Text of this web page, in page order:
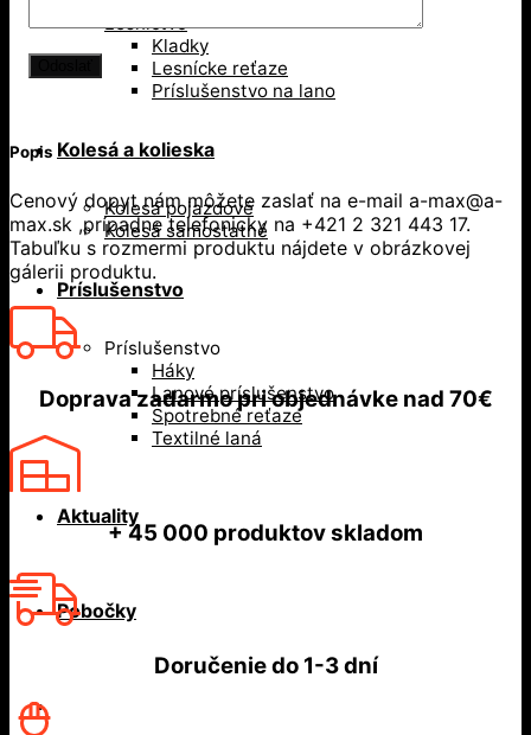
Lesníctvo
Kladky
Lesnícke reťaze
Príslušenstvo na lano
Kolesá a kolieska
Kolesá pojazdové
Kolesá samostatné
Príslušenstvo
Príslušenstvo
Háky
Lanové príslušenstvo
Spotrebné reťaze
Textilné laná
Aktuality
Pobočky
Popis
Cenový dopyt nám môžete zaslať na e-mail a-max@a-
max.sk ,prípadne telefonicky na +421 2 321 443 17.
Tabuľku s rozmermi produktu nájdete v obrázkovej
gálerii produktu.
Doprava zadarmopri objednávke nad 70€
+ 45 000 produktov skladom
Doručenie do1-3 dní